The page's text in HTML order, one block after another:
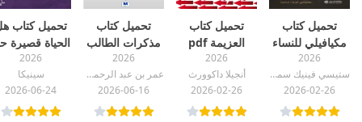
تحميل كتاب
مكيافيلي للنساء
pdf
2026
ستيسي فينيك سميث
2026-02-26
تحميل كتاب
العزيمة pdf
2026
أنجيلا داكوورث
2026-02-26
تحميل كتاب
مذكرات الطالب
المدير pdf
2026
عمر بن عبد الرحمن الجريسي
2026-06-16
تحميل كتاب
الحياة قصيرة
pdf
2026
سينيكا
2026-06-24